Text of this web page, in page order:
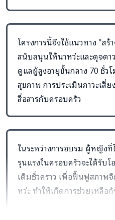
โครงการนี้จึงใช้แนวทาง "ส
สนับสนุนให้นาหว่ะและดุจดา
ดูแลผู้สูงอายุขั้นกลาง 70 ชั่ว
สุขภาพ การประเมินภาวะเสี่
สื่อสารกับครอบครัว
ในระหว่างการอบรม ผู้หญิง
รุนแรงในครอบครัวจะได้รับ
เดิมชั่วคราว เพื่อฟื้นฟูสภาพ
หว่ะ ทำให้เกิดการช่วยเหลือ